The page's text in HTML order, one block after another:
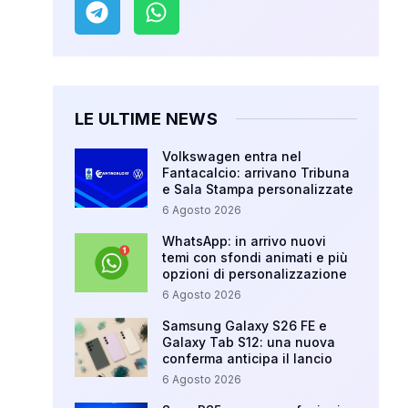
LE ULTIME NEWS
Volkswagen entra nel
Fantacalcio: arrivano Tribuna
e Sala Stampa personalizzate
6 Agosto 2026
WhatsApp: in arrivo nuovi
temi con sfondi animati e più
opzioni di personalizzazione
6 Agosto 2026
Samsung Galaxy S26 FE e
Galaxy Tab S12: una nuova
conferma anticipa il lancio
6 Agosto 2026